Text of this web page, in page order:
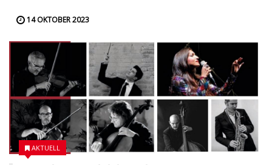
14 OKTOBER 2023
AKTUELL